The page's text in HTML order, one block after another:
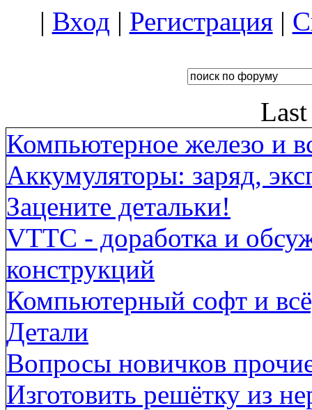
| Вход | Регистрация|
Компьютерное железо и
Аккумуляторы: заряд,
Зацените детальки!
VTTC - доработка и
конструкций
Компьютерный софт и
Детали
Вопросы новичков
Изготовить решётку из